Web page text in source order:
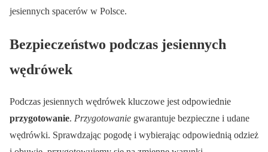
jesiennych spacerów w Polsce.
Bezpieczeństwo podczas jesiennych
wędrówek
Podczas jesiennych wędrówek kluczowe jest odpowiednie
przygotowanie. Przygotowanie gwarantuje bezpieczne i udane
wędrówki. Sprawdzając pogodę i wybierając odpowiednią odzież